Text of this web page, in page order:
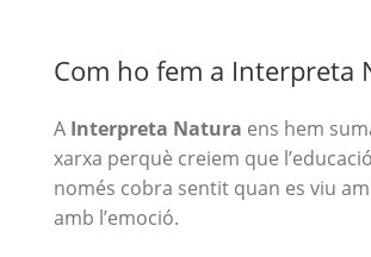
Com ho fem a Interpreta
A Interpreta Natura ens hem
xarxa perquè creiem que
només cobra sentit quan es viu
amb l’emoció.